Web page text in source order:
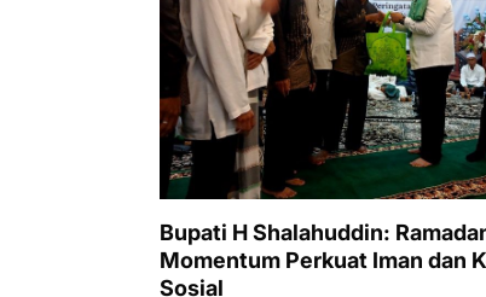
Bupati H Shalahuddin:
Momentum Perkuat Iman dan
Sosial